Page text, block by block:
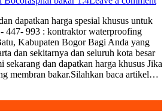
dapatkan harga spesial khusus untuk
447- 993 : kontraktor waterproofing
Kabupaten Bogor Bagi Anda yang
dan sekitarnya dan seluruh kota besar
dan dapatkan harga khusus Jika
membran bakar.Silahkan baca artikel…